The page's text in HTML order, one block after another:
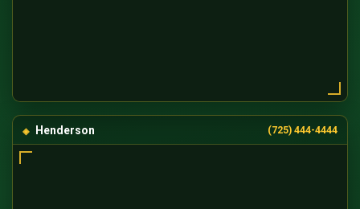
Henderson (725) 444-4444